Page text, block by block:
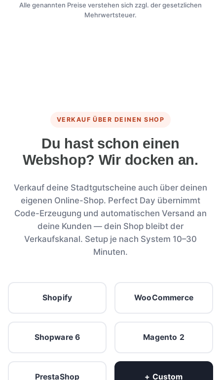
Alle genannten Preise verstehen sich zzgl. der gesetzlichen
Mehrwertsteuer.
VERKAUF ÜBER DEINEN SHOP
Du hast schon einen
Webshop? Wir docken an.
Verkauf deine Stadtgutscheine auch über deinen
eigenen Online-Shop. Perfect Day übernimmt
Code-Erzeugung und automatischen Versand an
deine Kunden — dein Shop bleibt der
Verkaufskanal. Setup je nach System 10–30
Minuten.
Shopify WooCommerce
Shopware 6 Magento 2
PrestaShop + Custom